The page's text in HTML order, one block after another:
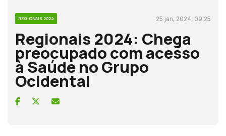
REGIONAIS 2024 25 jan, 2024, 09:25
Regionais 2024: Chega
preocupado com acesso
à Saúde no Grupo
Ocidental